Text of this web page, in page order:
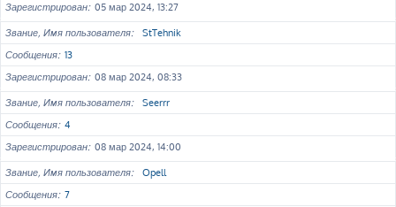
Зарегистрирован 05 мар 2024, 13:27
Звание, Имя пользователя
StTehnik
Сообщения 13
Зарегистрирован 08 мар 2024, 08:33
Звание, Имя пользователя
Seerrr
Сообщения 4
Зарегистрирован 08 мар 2024, 14:00
Звание, Имя пользователя
Opell
Сообщения 7